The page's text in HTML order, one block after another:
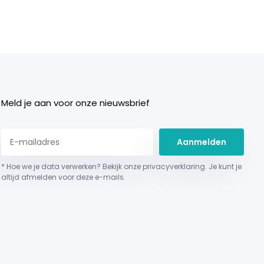
Meld je aan voor onze nieuwsbrief
Aanmelden
* Hoe we je data verwerken? Bekijk onze privacyverklaring. Je kunt je
altijd afmelden voor deze e-mails.